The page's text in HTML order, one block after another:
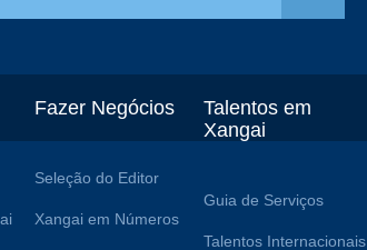
Fazer Negócios
Seleção do Editor
Xangai em Números
Talentos em
Xangai
Guia de Serviços
Talentos Internacionais